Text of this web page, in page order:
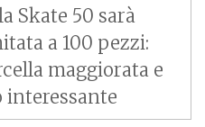
Skate 50 sarà
a 100 pezzi:
maggiorata e
interessante